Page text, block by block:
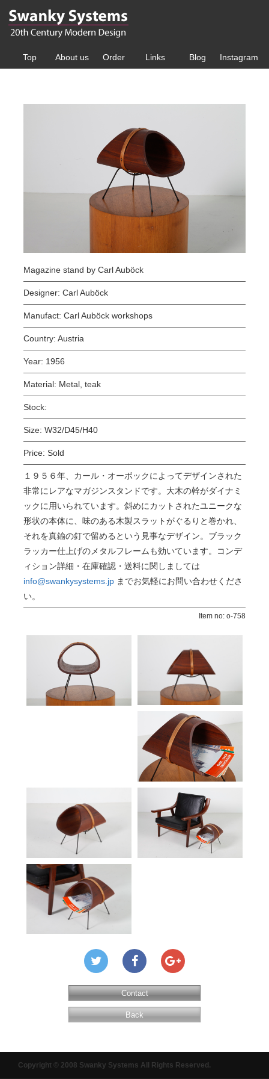
Top About us Order Links Blog Instagram
Magazine stand by Carl Auböck
Designer: Carl Auböck
Manufact: Carl Auböck workshops
Country: Austria
Year: 1956
Material: Metal, teak
Stock:
Size: W32/D45/H40
Price: Sold
１９５６年、カール・オーボックによってデザインされた
非常にレアなマガジンスタンドです。大木の幹がダイナミ
ックに用いられています。斜めにカットされたユニークな
形状の本体に、味のある木製スラットがぐるりと巻かれ、
それを真鍮の釘で留めるという見事なデザイン。 ブラック
ラッカー仕上げのメタルフレームも効いています。
コンデ
ィション詳細・在庫確認・送料に関しましては
info@swankysystems.jp までお気軽にお問い合わせくださ
い。
Item no: o-758
Contact
Back
Copyright © 2008 Swanky Systems All Rights Reserved.